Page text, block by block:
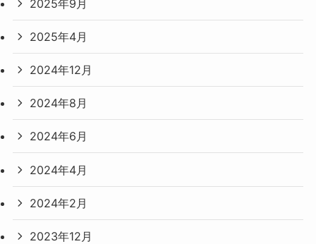
2025年9月
2025年4月
2024年12月
2024年8月
2024年6月
2024年4月
2024年2月
2023年12月